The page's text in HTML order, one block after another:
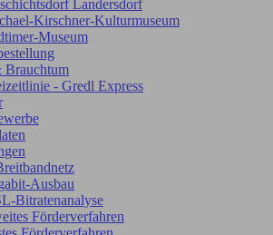
Landersdorf
Kirschner-Kulturmuseum
Museum
Brauchtum
- Gredl Express
Ausbau
Bitratenanalyse
Förderverfahren